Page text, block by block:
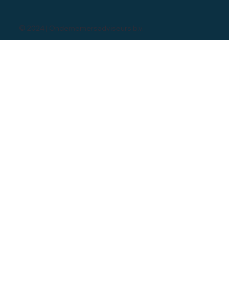
© 2024 | Ondernemersadviseurs b.v.